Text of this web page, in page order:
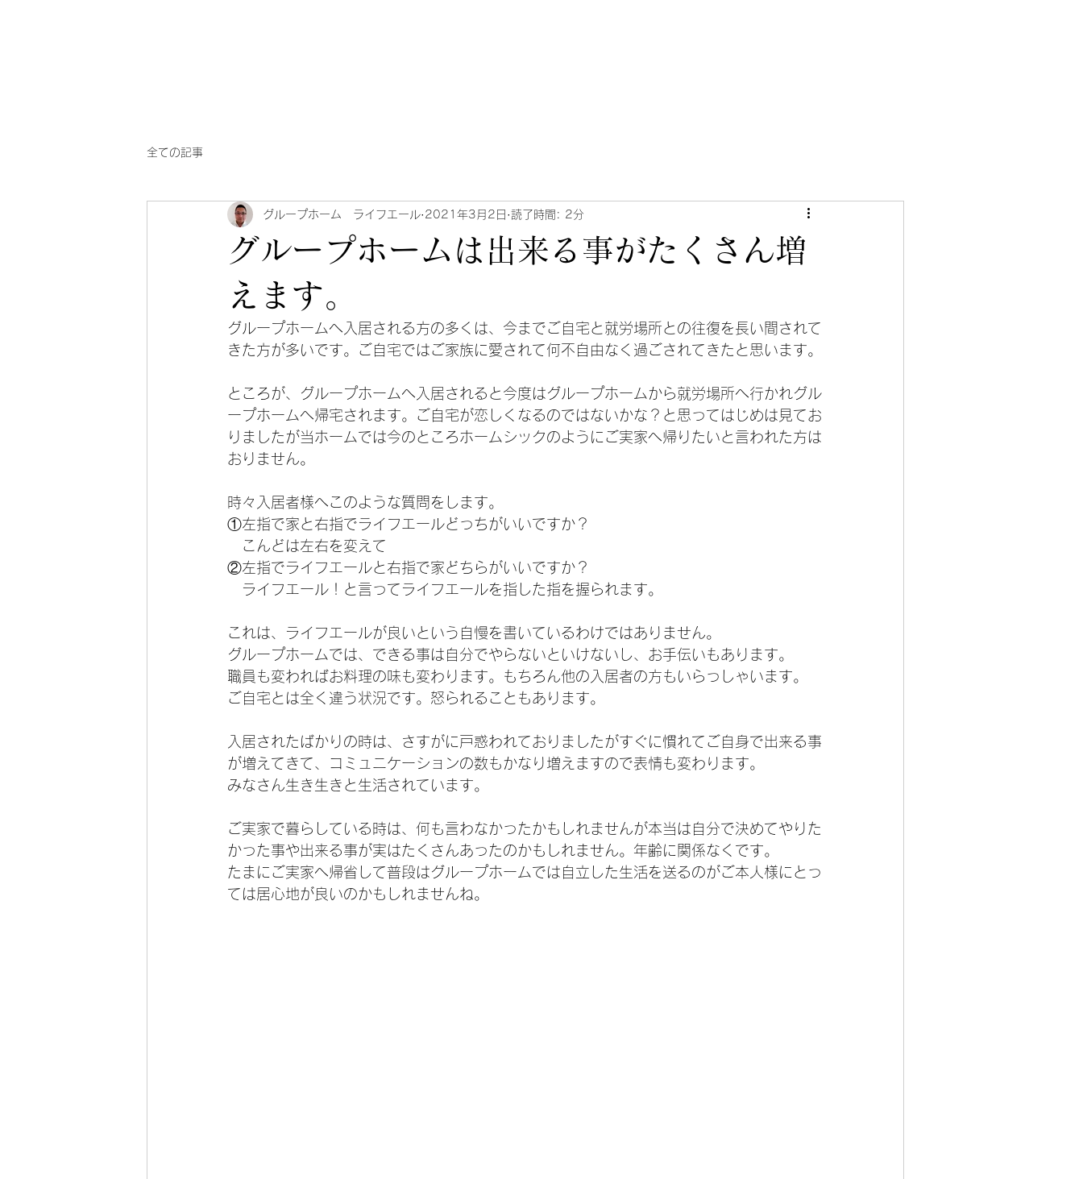
全ての記事
グループホームは出来る事がたくさん増
えます。
グループホーム ライフエール 2021年3月2日 読了時間: 2分
グループホームへ入居される方の多くは、今までご自宅と就労場所との往復を長い間されて
きた方が多いです。ご自宅ではご家族に愛されて何不自由なく過ごされてきたと思います。
ところが、グループホームへ入居されると今度はグループホームから就労場所へ行かれグル
ープホームへ帰宅されます。ご自宅が恋しくなるのではないかな？と思ってはじめは見てお
りましたが当ホームでは今のところホームシックのようにご実家へ帰りたいと言われた方は
おりません。
時々入居者様へこのような質問をします。
①左指で家と右指でライフエールどっちがいいですか？
こんどは左右を変えて
②左指でライフエールと右指で家どちらがいいですか？
ライフエール！と言ってライフエールを指した指を握られます。
これは、ライフエールが良いという自慢を書いているわけではありません。
グループホームでは、できる事は自分でやらないといけないし、お手伝いもあります。
職員も変わればお料理の味も変わります。もちろん他の入居者の方もいらっしゃいます。
ご自宅とは全く違う状況です。怒られることもあります。
入居されたばかりの時は、さすがに戸惑われておりましたがすぐに慣れてご自身で出来る事
が増えてきて、コミュニケーションの数もかなり増えますので表情も変わります。
みなさん生き生きと生活されています。
ご実家で暮らしている時は、何も言わなかったかもしれませんが本当は自分で決めてやりた
かった事や出来る事が実はたくさんあったのかもしれません。年齢に関係なくです。
たまにご実家へ帰省して普段はグループホームでは自立した生活を送るのがご本人様にとっ
ては居心地が良いのかもしれませんね。